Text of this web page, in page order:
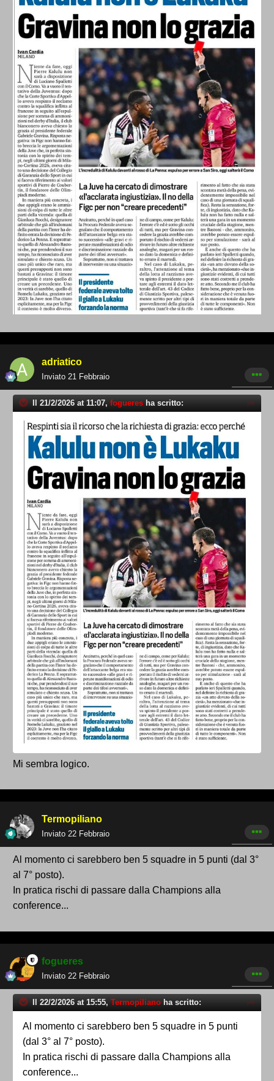
adriatico
Inviato 21 Febbraio
Il 21/2/2026 at 11:07, fogueres ha scritto:
Mi sembra logico.
Termopiliano
Inviato 22 Febbraio
Al momento ci sarebbero ben 5 squadre in 5 punti (dal 3°
al 7° posto).
In pratica rischi di passare dalla Champions alla
conference...
fogueres
Inviato 22 Febbraio
Il 22/2/2026 at 15:55, Termopiliano ha scritto:
Al momento ci sarebbero ben 5 squadre in 5 punti
(dal 3° al 7° posto).
In pratica rischi di passare dalla Champions alla
conference...